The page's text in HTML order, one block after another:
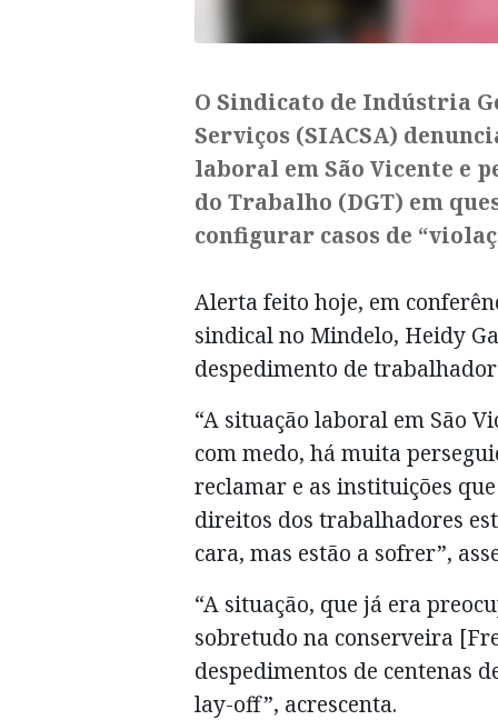
O Sindicato de Indústria
Serviços (SIACSA)
laboral em São Vicente e
do Trabalho (DGT) em
configurar casos de
Alerta feito hoje, em
sindical no Mindelo, Heidy
despedimento de
“A situação laboral em São
com medo, há muita
reclamar e as instituições
direitos dos trabalhadores
cara, mas estão a sofrer”,
“A situação, que já era
sobretudo na conserveira
despedimentos de centenas
lay-off”, acrescenta.